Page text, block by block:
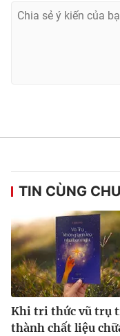
TIN CÙNG
Khi tri thức vũ trụ
thành chất liệu